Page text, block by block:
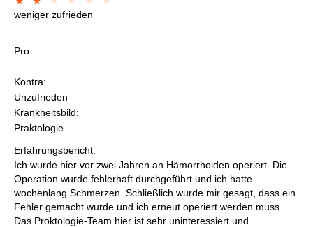
weniger zufrieden
Pro:
Kontra:
Unzufrieden
Krankheitsbild:
Praktologie
Erfahrungsbericht:
Ich wurde hier vor zwei Jahren an Hämorrhoiden operiert. Die
Operation wurde fehlerhaft durchgeführt und ich hatte
wochenlang Schmerzen. Schließlich wurde mir gesagt, dass ein
Fehler gemacht wurde und ich erneut operiert werden muss.
Das Proktologie-Team hier ist sehr uninteressiert und